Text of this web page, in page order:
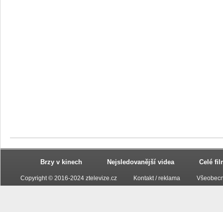
Brzy v kinech Nejsledovanější videa Celé
Copyright © 2016-2024 ztelevize.cz Kontakt / reklama